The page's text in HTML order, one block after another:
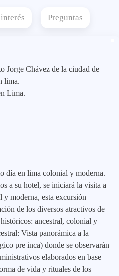
Preguntas
Jorge Chávez de la ciudad de
lima.
Lima.
día en lima colonial y moderna.
a su hotel, se iniciará la visita a
moderna, esta excursión
de los diversos atractivos de
ancestral, colonial y
Vista panorámica a la
pre inca) donde se observarán
elaborados en base
de vida y rituales de los